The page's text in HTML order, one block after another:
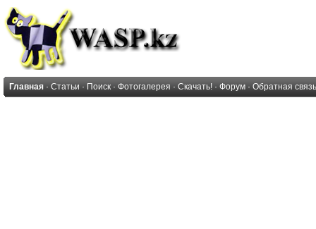
Главная · Статьи · Поиск · Фотогалерея · Скачать! · Форум · Обратная связь